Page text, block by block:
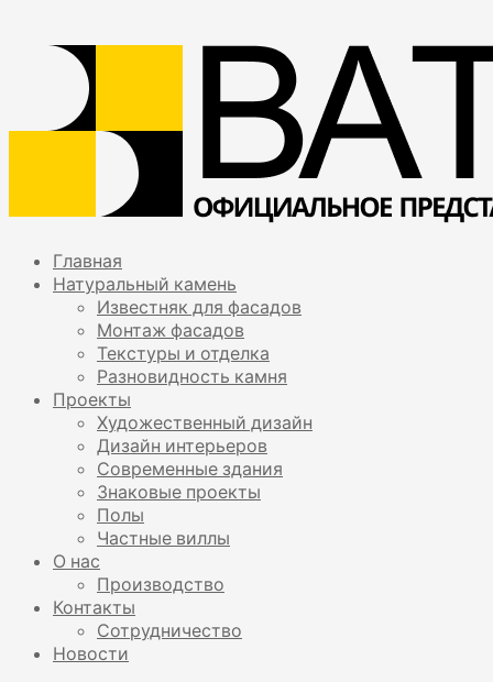
Главная
Натуральный камень
Известняк для фасадов
Монтаж фасадов
Текстуры и отделка
Разновидность камня
Проекты
Художественный дизайн
Дизайн интерьеров
Современные здания
Знаковые проекты
Полы
Частные виллы
О нас
Производство
Контакты
Сотрудничество
Новости